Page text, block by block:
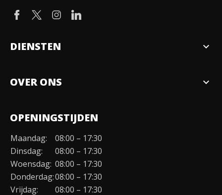
DIENSTEN expand_more
OVER ONS expand_more
Organisatie
Duurzaamheid
Werken bij
Contact
OPENINGSTIJDEN
Maandag:
08:00 – 17:30
Dinsdag:
08:00 – 17:30
Woensdag: 08:00 – 17:30
Donderdag:08:00 – 17:30
Vrijdag:
08:00 – 17:30